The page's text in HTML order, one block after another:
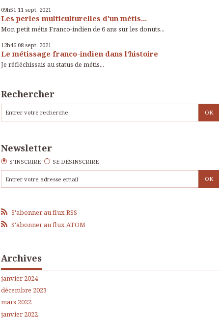
09h51 11 sept. 2021
Les perles multiculturelles d'un métis...
Mon petit métis Franco-indien de 6 ans sur les donuts...
12h46 08 sept. 2021
Le métissage franco-indien dans l'histoire
Je réfléchissais au status de métis...
Rechercher
Newsletter
S'INSCRIRE SE DÉSINSCRIRE
S'abonner au flux RSS
S'abonner au flux ATOM
Archives
janvier 2024
décembre 2023
mars 2022
janvier 2022